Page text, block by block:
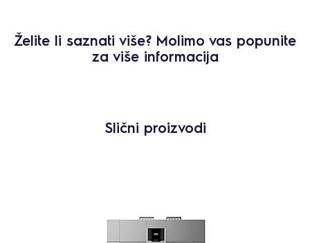
Želite li saznati više? Molimo vas popunite
za više informacija
Slični proizvodi